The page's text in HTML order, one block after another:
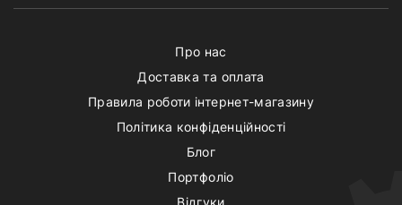
Про нас
Доставка та оплата
Правила роботи інтернет-магазину
Політика конфіденційності
Блог
Портфоліо
Відгуки